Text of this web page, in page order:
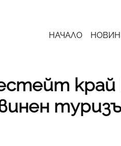
НАЧАЛО
край